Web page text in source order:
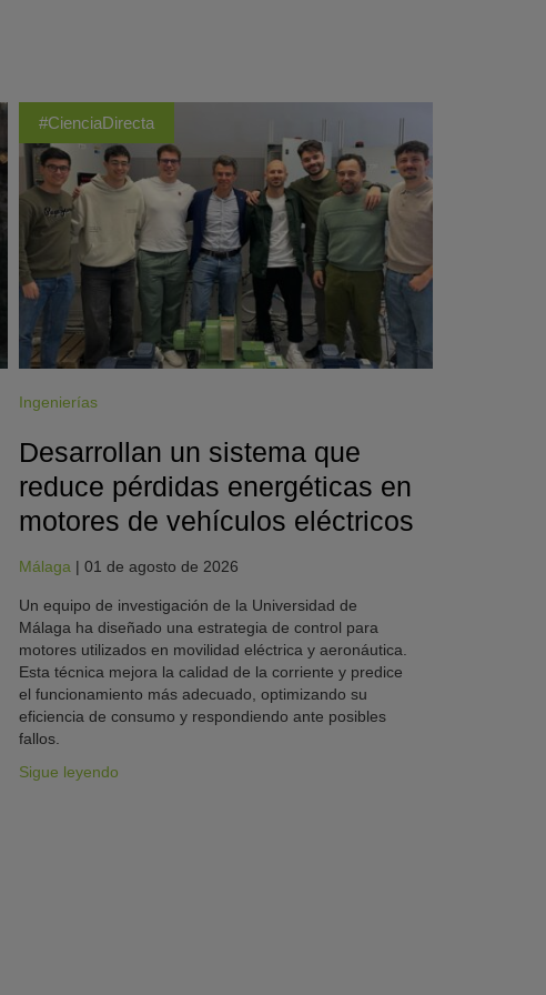
#CienciaDirecta
Ingenierías
Desarrollan un sistema que
reduce pérdidas energéticas en
motores de vehículos eléctricos
Málaga | 01 de agosto de 2026
Un equipo de investigación de la Universidad de
Málaga ha diseñado una estrategia de control para
motores utilizados en movilidad eléctrica y aeronáutica.
Esta técnica mejora la calidad de la corriente y predice
el funcionamiento más adecuado, optimizando su
eficiencia de consumo y respondiendo ante posibles
fallos.
Sigue leyendo